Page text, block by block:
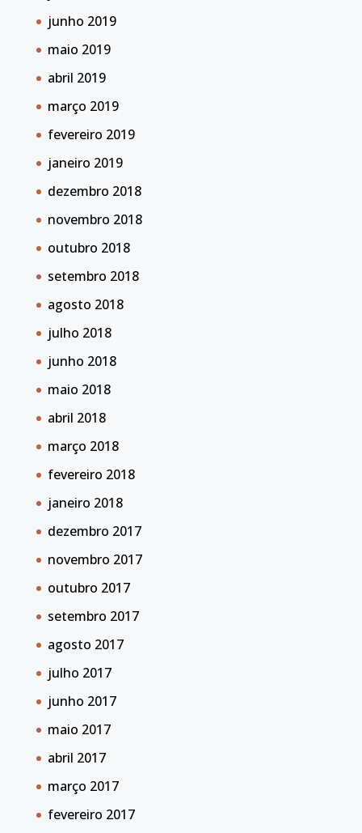
junho 2019
maio 2019
abril 2019
março 2019
fevereiro 2019
janeiro 2019
dezembro 2018
novembro 2018
outubro 2018
setembro 2018
agosto 2018
julho 2018
junho 2018
maio 2018
abril 2018
março 2018
fevereiro 2018
janeiro 2018
dezembro 2017
novembro 2017
outubro 2017
setembro 2017
agosto 2017
julho 2017
junho 2017
maio 2017
abril 2017
março 2017
fevereiro 2017